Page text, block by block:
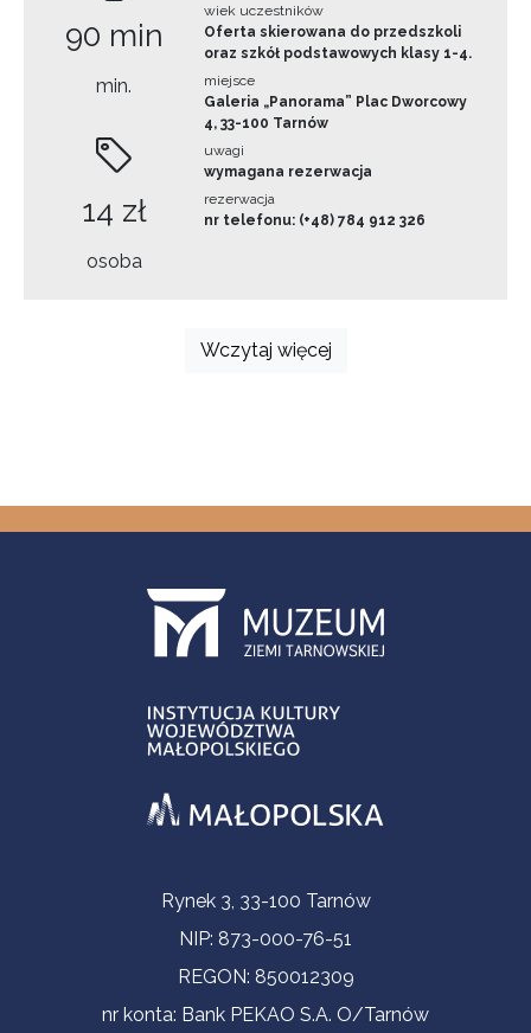
90 min
min.
14 zł
osoba
wiek uczestników
Oferta skierowana do przedszkoli
oraz szkół podstawowych klasy 1-4.
miejsce
Galeria „Panorama” Plac Dworcowy
4, 33-100 Tarnów
uwagi
wymagana rezerwacja
rezerwacja
nr telefonu: (+48) 784 912 326
Wczytaj więcej
Informacje kontaktoweRynek 3, 33-100 Tarnów
NIP: 873-000-76-51
REGON: 850012309
nr konta: Bank PEKAO S.A. O/Tarnów